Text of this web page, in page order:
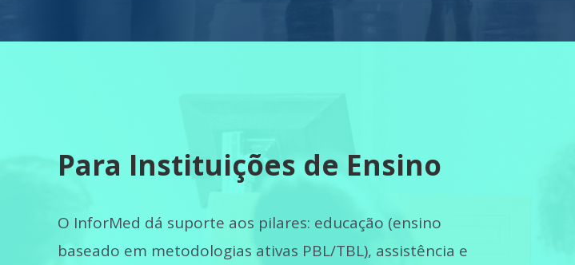
Para Instituições de Ensino
O InforMed dá suporte aos pilares: educação (ensino
baseado em metodologias ativas PBL/TBL), assistência e